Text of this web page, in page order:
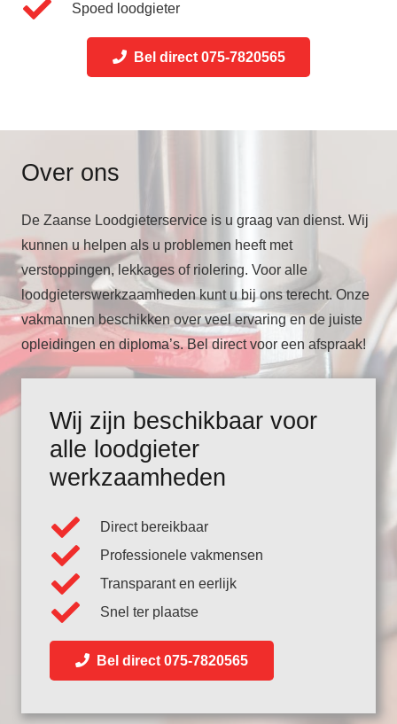
Spoed loodgieter
Bel direct 075-7820565
Over ons
De Zaanse Loodgieterservice is u graag van dienst. Wij
kunnen u helpen als u problemen heeft met
verstoppingen, lekkages of riolering. Voor alle
loodgieterswerkzaamheden kunt u bij ons terecht. Onze
vakmannen beschikken over veel ervaring en de juiste
opleidingen en diploma’s. Bel direct voor een afspraak!
Wij zijn beschikbaar voor
alle loodgieter
werkzaamheden
Direct bereikbaar
Professionele vakmensen
Transparant en eerlijk
Snel ter plaatse
Bel direct 075-7820565